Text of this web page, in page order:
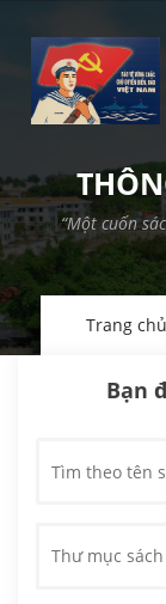
“Một cuốn
Trang chủ
Bạn
Thư mục sách